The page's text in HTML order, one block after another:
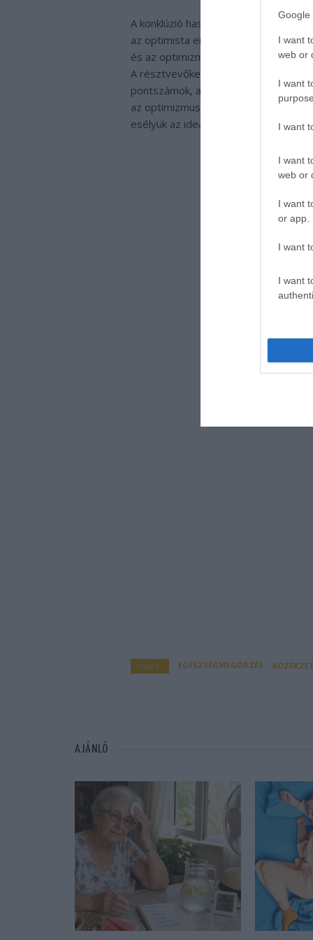
Google
I want
web or
I want
I want
I want
web or
I want
or app.
I want
I want
A konklúzió hasonló azokhoz az
az optimista embereknek a szíve is
és az optimizmus szintjét
A résztvevőket 11 éven keresztül
pontszámok, amelyek a testtömeg
az optimizmusszint emelkedésével.
esélyük az ideális szív- és
CÍMKE: EGÉSZSÉGMEGŐRZÉS KÖZÉRZET
AJÁNLÓ